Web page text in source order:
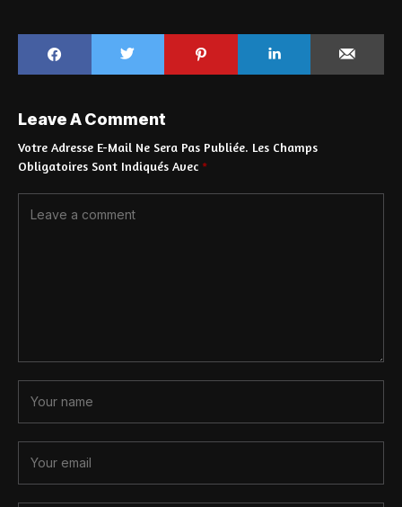
Leave A Comment
Votre Adresse E-Mail Ne Sera Pas Publiée. Les Champs
Obligatoires Sont Indiqués Avec *